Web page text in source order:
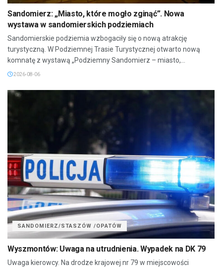
Sandomierz: „Miasto, które mogło zginąć”. Nowa
wystawa w sandomierskich podziemiach
Sandomierskie podziemia wzbogaciły się o nową atrakcję
turystyczną. W Podziemnej Trasie Turystycznej otwarto nową
komnatę z wystawą „Podziemny Sandomierz – miasto,...
2026-08-06
SANDOMIERZ/STASZÓW /OPATÓW
Wyszmontów: Uwaga na utrudnienia. Wypadek na DK 79
Uwaga kierowcy. Na drodze krajowej nr 79 w miejscowości